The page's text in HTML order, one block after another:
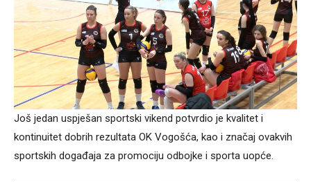
Još jedan uspješan sportski vikend potvrdio je kvalitet i
kontinuitet dobrih rezultata OK Vogošća, kao i značaj ovakvih
sportskih događaja za promociju odbojke i sporta uopće.